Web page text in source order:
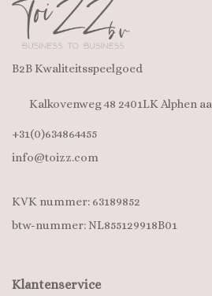
B2B Kwaliteitsspeelgoed
Kalkovenweg 48 2401LK Alphen
+31(0)634864455
info@toizz.com
KVK nummer: 63189852
btw-nummer: NL855129918B01
Klantenservice